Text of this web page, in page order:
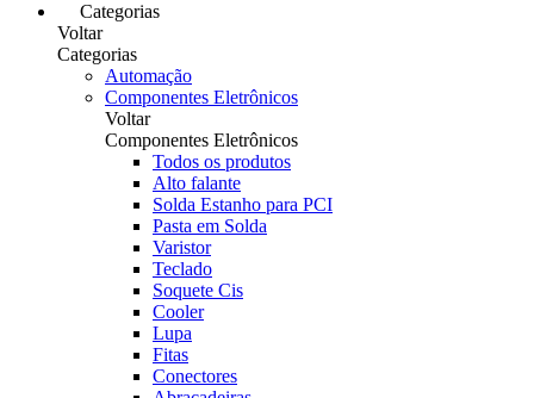
Categorias
Voltar
Categorias
Automação
Componentes Eletrônicos
Voltar
Componentes Eletrônicos
Todos os produtos
Alto falante
Solda Estanho para PCI
Pasta em Solda
Varistor
Teclado
Soquete Cis
Cooler
Lupa
Fitas
Conectores